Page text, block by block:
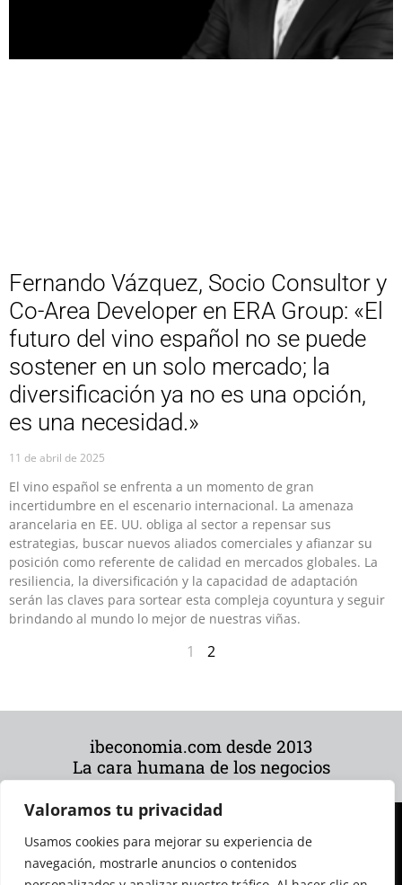
Valoramos tu privacidad
Usamos cookies para mejorar su experiencia de
navegación, mostrarle anuncios o contenidos
Fernando Vázquez, Socio Consultor y
Co-Area Developer en ERA Group: «El
futuro del vino español no se puede
sostener en un solo mercado; la
diversificación ya no es una opción,
es una necesidad.»
11 de abril de 2025
El vino español se enfrenta a un momento de gran
incertidumbre en el escenario internacional. La amenaza
arancelaria en EE. UU. obliga al sector a repensar sus
estrategias, buscar nuevos aliados comerciales y afianzar su
posición como referente de calidad en mercados globales. La
resiliencia, la diversificación y la capacidad de adaptación
serán las claves para sortear esta compleja coyuntura y seguir
brindando al mundo lo mejor de nuestras viñas.
1 2
ibeconomia.com desde 2013
La cara humana de los negocios